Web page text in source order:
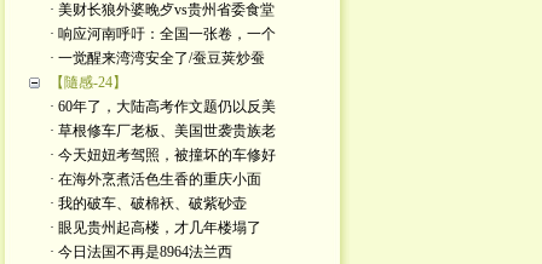
· 美财长狼外婆晚歺vs贵州省委食堂
· 响应河南呼吁：全国一张卷，一个
· 一觉醒来湾湾安全了/蚕豆荚炒蚕
【隨感-24】
· 60年了，大陆高考作文题仍以反美
· 草根修车厂老板、美国世袭贵族老
· 今天妞妞考驾照，被撞坏的车修好
· 在海外烹煮活色生香的重庆小面
· 我的破车、破棉袄、破紫砂壶
· 眼见贵州起高楼，才几年楼塌了
· 今日法国不再是8964法兰西